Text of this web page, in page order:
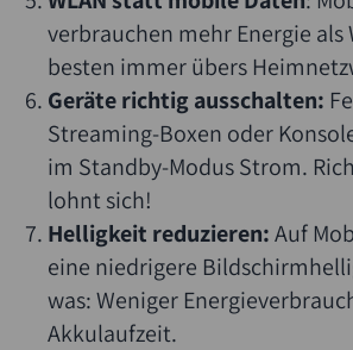
verbrauchen mehr Energie als
besten immer übers
Geräte richtig ausschalten:
Streaming-Boxen oder
im Standby-Modus Strom.
lohnt sich!
Helligkeit reduzieren:Auf
eine niedrigere
was: Weniger
Akkulaufzeit.
Suche